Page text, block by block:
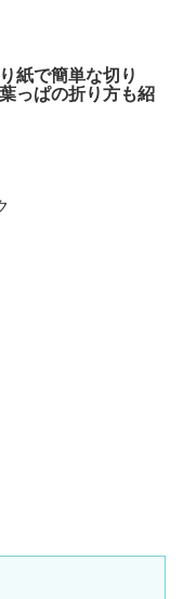
紙で簡単な切り
っぱの折り方も紹